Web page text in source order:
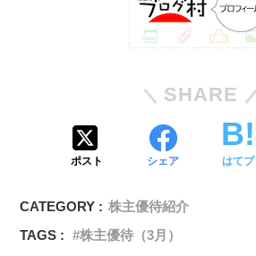
SHARE
ポスト シェア はてブ
CATEGORY : 株主優待紹介
TAGS :
株主優待（3月）